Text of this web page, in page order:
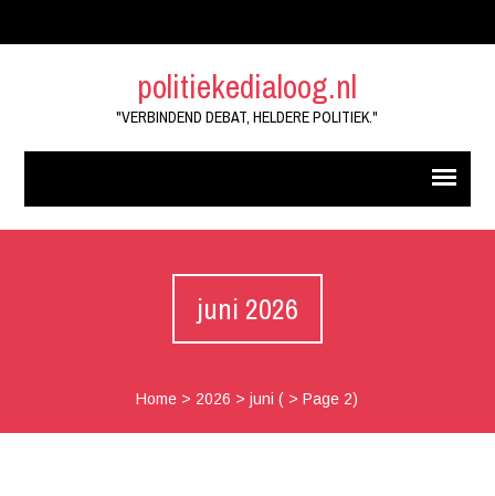
politiekedialoog.nl
"VERBINDEND DEBAT, HELDERE POLITIEK."
juni 2026
Home > 2026 >juni ( > Page 2)